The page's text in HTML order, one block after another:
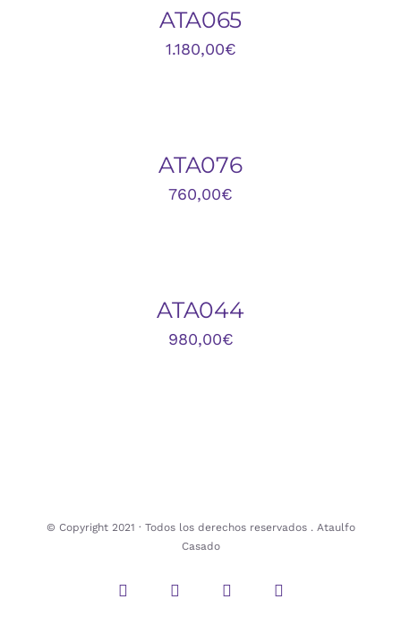
ATA065
1.180,00€
ATA076
760,00€
ATA044
980,00€
© Copyright 2021 · Todos los derechos reservados . Ataulfo
Casado
Instagram Twitter Facebook